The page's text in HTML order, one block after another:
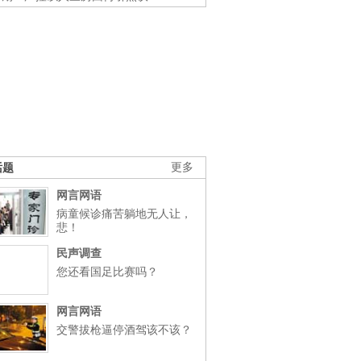
更多
题
网言网语
病童候诊痛苦躺地无人让，
悲！
民声调查
您还看国足比赛吗？
网言网语
交警拔枪逼停酒驾该不该？